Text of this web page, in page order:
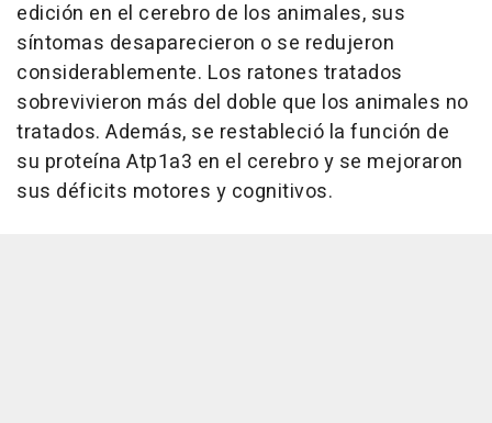
edición en el cerebro de los animales, sus
síntomas desaparecieron o se redujeron
considerablemente. Los ratones tratados
sobrevivieron más del doble que los animales no
tratados. Además, se restableció la función de
su proteína Atp1a3 en el cerebro y se mejoraron
sus déficits motores y cognitivos.